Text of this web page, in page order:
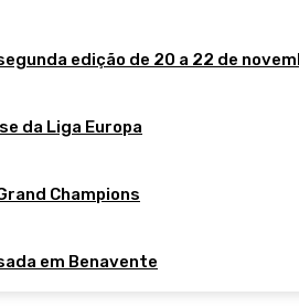
edição de 20 a 22 de
da Liga Europa
Champions
em Benavente